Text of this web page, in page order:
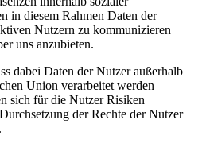
in diesem Rahmen Daten der
Nutzern zu kommunizieren
uns anzubieten.
dabei Daten der Nutzer außerhalb
Union verarbeitet werden
sich für die Nutzer Risiken
der Rechte der Nutzer